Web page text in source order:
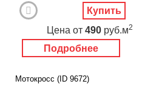
Подробнее
Цена от 490 руб.м2
Купить
Мотокросс (ID 9672)